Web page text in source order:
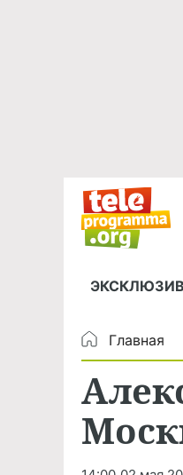
ЭКСКЛЮЗИВ
Главная